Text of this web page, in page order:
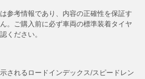
参考情報であり、内容の正確性を保証す
。ご購入前に必ず車両の標準装着タイヤ
ください。
されるロードインデックス/スピードレン